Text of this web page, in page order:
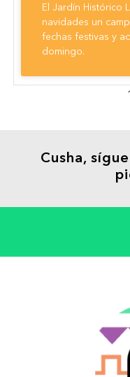
El Jardín Histórico
navidades un
fechas festivas y
domingo.
1
Cusha,